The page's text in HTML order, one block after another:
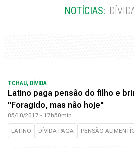
NOTÍCIAS:
TCHAU, DÍVIDA
Latino paga pensão do filho e
"Foragido, mas não hoje"
05/10/2017 - 17h50min
LATINO DÍVIDA PAGA PENSÃO